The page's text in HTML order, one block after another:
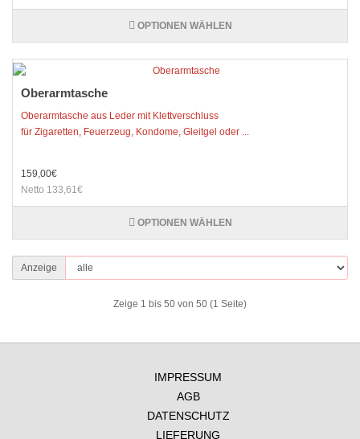
OPTIONEN WÄHLEN
Oberarmtasche
Oberarmtasche aus Leder mit Klettverschluss
für Zigaretten, Feuerzeug, Kondome, Gleitgel oder ...
159,00€
Netto 133,61€
OPTIONEN WÄHLEN
Anzeige
Zeige 1 bis 50 von 50 (1 Seite)
IMPRESSUM
AGB
DATENSCHUTZ
LIEFERUNG